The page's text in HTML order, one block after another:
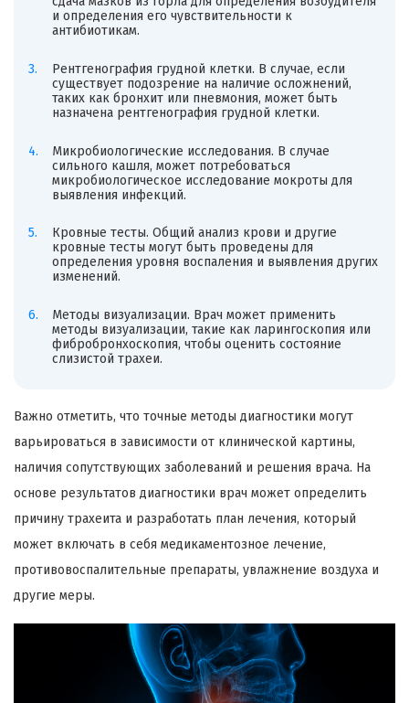
и определения его чувствительности к
антибиотикам.
Рентгенография грудной клетки. В случае, если
существует подозрение на наличие осложнений,
таких как бронхит или пневмония, может быть
назначена рентгенография грудной клетки.
Микробиологические исследования. В случае
сильного кашля, может потребоваться
микробиологическое исследование мокроты для
выявления инфекций.
Кровные тесты. Общий анализ крови и другие
кровные тесты могут быть проведены для
определения уровня воспаления и выявления других
изменений.
Методы визуализации. Врач может применить
методы визуализации, такие как ларингоскопия или
фибробронхоскопия, чтобы оценить состояние
слизистой трахеи.
Важно отметить, что точные методы диагностики могут
варьироваться в зависимости от клинической картины,
наличия сопутствующих заболеваний и решения врача. На
основе результатов диагностики врач может определить
причину трахеита и разработать план лечения, который
может включать в себя медикаментозное лечение,
противовоспалительные препараты, увлажнение воздуха и
другие меры.